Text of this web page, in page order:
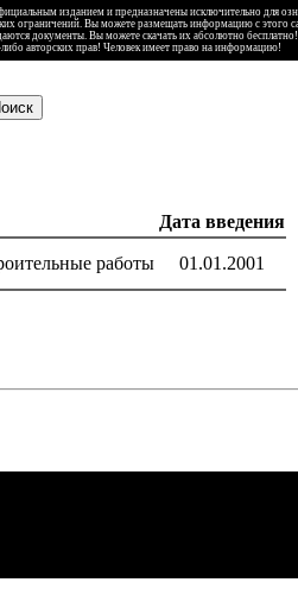
изданием и предназначены исключительно для
ограничений. Вы можете размещать информацию с этого
документы. Вы можете скачать их абсолютно бесплатно!
авторских прав! Человек имеет право на информацию!
Дата введения
работы 01.01.2001